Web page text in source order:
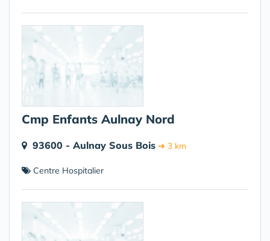
Cmp Enfants Aulnay Nord
93600 - Aulnay Sous Bois ➔ 3 km
Centre Hospitalier